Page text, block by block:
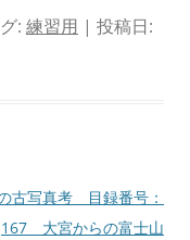
: 練習用 | 投稿日:
古写真考 目録番号：
167 大宮からの富士山